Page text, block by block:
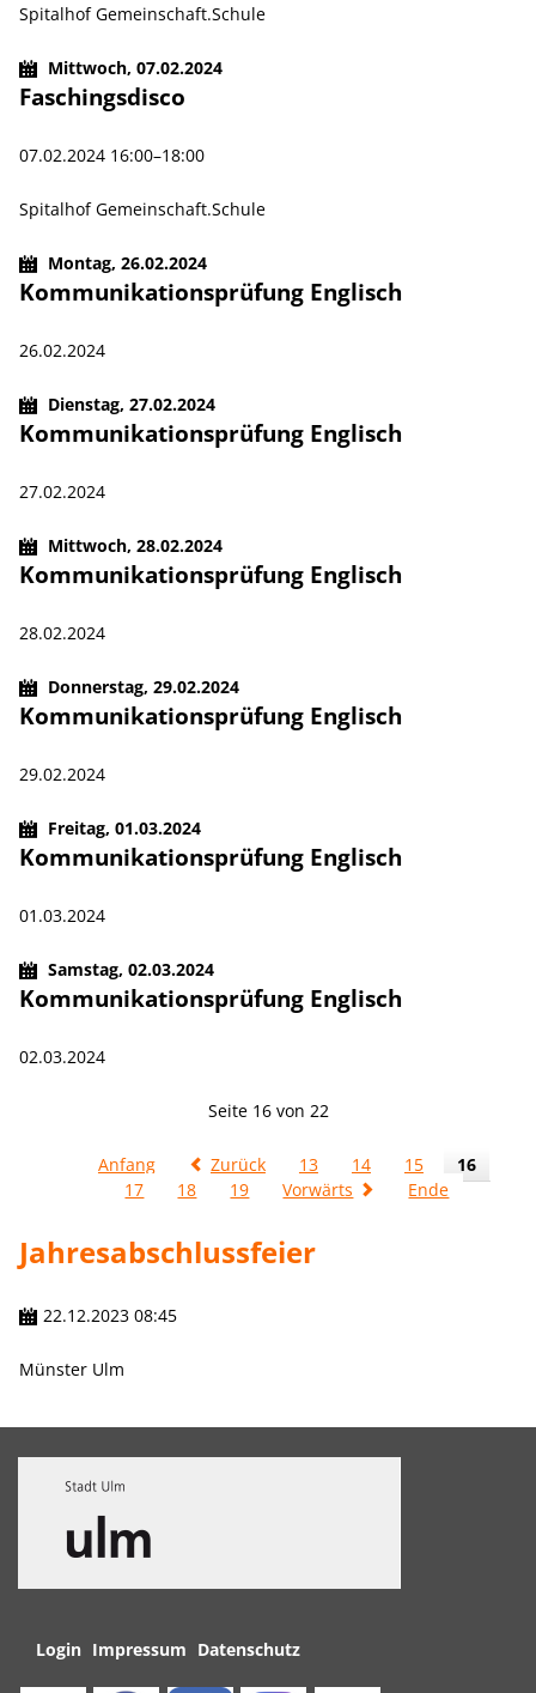
Spitalhof Gemeinschaft.Schule
Mittwoch,07.02.2024
Faschingsdisco
07.02.2024 16:00–18:00
Spitalhof Gemeinschaft.Schule
Montag,26.02.2024
Kommunikationsprüfung Englisch
26.02.2024
Dienstag,27.02.2024
Kommunikationsprüfung Englisch
27.02.2024
Mittwoch,28.02.2024
Kommunikationsprüfung Englisch
28.02.2024
Donnerstag,29.02.2024
Kommunikationsprüfung Englisch
29.02.2024
Freitag,01.03.2024
Kommunikationsprüfung Englisch
01.03.2024
Samstag,02.03.2024
Kommunikationsprüfung Englisch
02.03.2024
Seite 16 von 22
Anfang Zurück 13 14 15
16
17
18 19 Vorwärts Ende
Jahresabschlussfeier
22.12.2023 08:45
Münster Ulm
Navigation
Login Impressum Datenschutz